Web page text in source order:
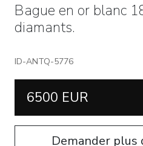
Bague en or blanc
diamants.
ID-ANTQ-5776
6500 EUR
Demander plus